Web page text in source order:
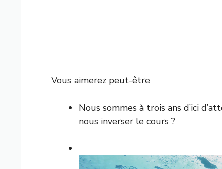
Vous aimerez peut-être
Nous sommes à trois ans d’ici
nous inverser le cours ?